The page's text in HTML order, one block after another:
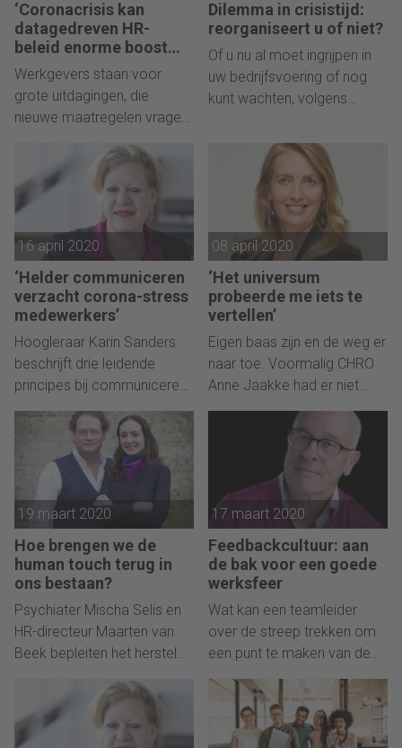
‘Coronacrisis kan
datagedreven HR-
beleid enorme boost
geven’
Werkgevers staan voor
grote uitdagingen, die
nieuwe maatregelen vragen.
helpt in het onbekende te
kijken en onderbouwde
beslissingen te nemen.
Dilemma in crisistijd:
reorganiseert u of niet?
Of u nu al moet ingrijpen in
uw bedrijfsvoering of nog
kunt wachten, volgens
Zuidinga kán reorganiseren
in zicht komen.
16 april 2020
‘Helder communiceren
verzacht corona-stress
medewerkers’
Hoogleraar Karin Sanders
beschrijft drie leidende
principes bij communiceren
met thuiswerkers zodat zij
minder stress ervaren en
raadgevingen beter
opvolgen.
08 april 2020
‘Het universum
probeerde me iets te
vertellen’
Eigen baas zijn en de weg er
naar toe. Voormalig CHRO
Anne Jaakke had er niet
eerder over nagedacht, tot
dat ene moment...
19 maart 2020
Hoe brengen we de
human touch terug in
ons bestaan?
Psychiater Mischa Selis en
HR-directeur Maarten van
Beek bepleiten het herstel
organisaties en in onze
maatschappij.
17 maart 2020
Feedbackcultuur: aan
de bak voor een goede
werksfeer
Wat kan een teamleider
over de streep trekken om
een punt te maken van de
feedbackcultuur binnen
zijn/haar team?